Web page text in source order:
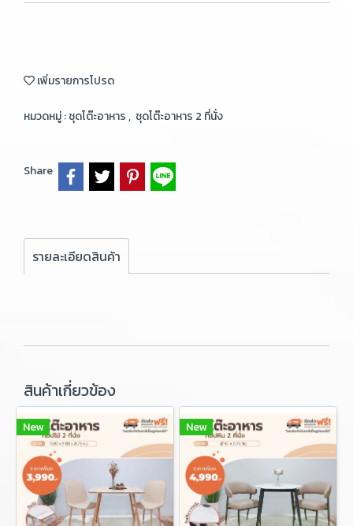
เพิ่มรายการโปรด
หมวดหมู่ :ชุดโต๊ะอาหาร, ชุดโต๊ะอาหาร 2 ที่นั่ง
Share
รายละเอียดสินค้า
สินค้าเกี่ยวข้อง
New New